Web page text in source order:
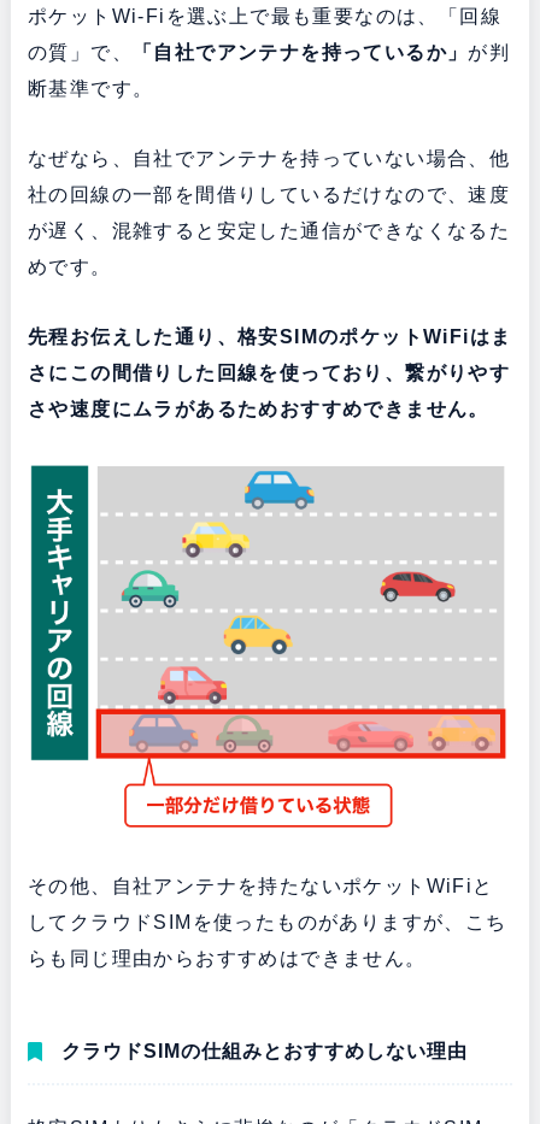
ポケットWi-Fiを選ぶ上で最も重要なのは、「回線
の質」で、
「自社でアンテナを持っているか」 が判
断基準です。
なぜなら、自社でアンテナを持っていない場合、他
社の回線の一部を間借りしているだけなので、速度
が遅く、混雑すると安定した通信ができなくなるた
めです。
先程お伝えした通り、格安SIMのポケットWiFiはま
さにこの間借りした回線を使っており、繋がりやす
さや速度にムラがあるためおすすめできません。
その他、自社アンテナを持たないポケットWiFiと
してクラウドSIMを使ったものがありますが、こち
らも同じ理由からおすすめはできません。
クラウドSIMの仕組みとおすすめしない理由